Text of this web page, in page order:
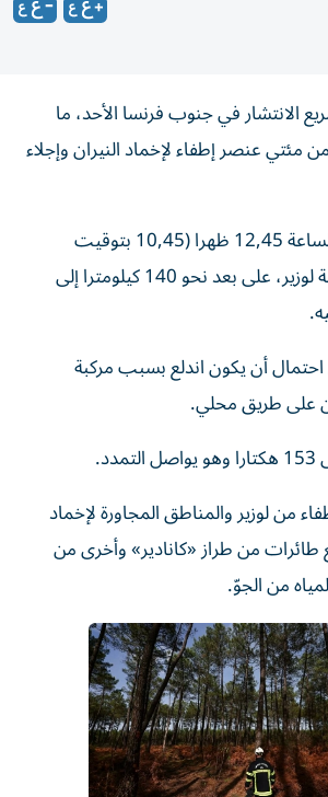
الانتشار في جنوب فرنسا الأحد، ما
مئتي عنصر إطفاء لإخماد النيران وإجلاء
وبدأ الحريق حوالى الساعة 12,45 ظهرا (10,45 بتوقيت
غرينيتش) في منطقة لوزير، على بعد نحو 140 كيلومترا إلى
أن يكون اندلع بسبب مركبة
على طريق محلي.
إطفاء من لوزير والمناطق المجاورة لإخماد
طائرات من طراز «كانادير» وأخرى من
من الجوّ.